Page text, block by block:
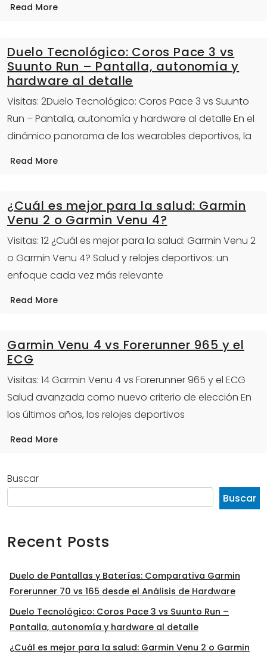
Read More
Duelo Tecnológico: Coros Pace 3 vs
Suunto Run – Pantalla, autonomía y
hardware al detalle
Visitas: 2Duelo Tecnológico: Coros Pace 3 vs Suunto
Run – Pantalla, autonomía y hardware al detalle En el
dinámico panorama de los wearables deportivos, la
Read More
¿Cuál es mejor para la salud: Garmin
Venu 2 o Garmin Venu 4?
Visitas: 12 ¿Cuál es mejor para la salud: Garmin Venu 2
o Garmin Venu 4? Salud y relojes deportivos: un
enfoque cada vez más relevante
Read More
Garmin Venu 4 vs Forerunner 965 y el
ECG
Visitas: 14 Garmin Venu 4 vs Forerunner 965 y el ECG
Salud avanzada como nuevo criterio de elección En
los últimos años, los relojes deportivos
Read More
Buscar
Buscar
Recent Posts
Duelo de Pantallas y Baterías: Comparativa Garmin
Forerunner 70 vs 165 desde el Análisis de Hardware
Duelo Tecnológico: Coros Pace 3 vs Suunto Run –
Pantalla, autonomía y hardware al detalle
¿Cuál es mejor para la salud: Garmin Venu 2 o Garmin